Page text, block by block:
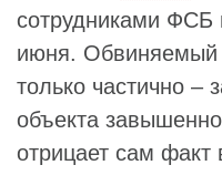
сотрудниками ФСБ
июня. Обвиняемый
только частично –
объекта
отрицает сам факт